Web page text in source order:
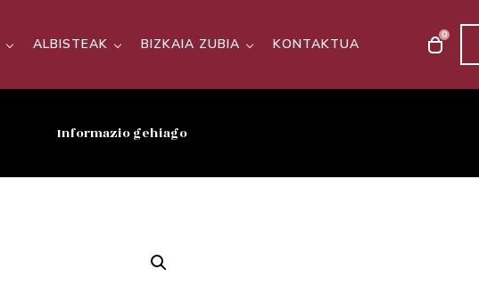
ALBISTEAK BIZKAIA ZUBIA KONTAKTUA
0
Informazio gehiago